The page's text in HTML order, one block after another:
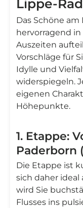
Lippe-
Das Schöne am
hervorragend
Auszeiten
Vorschläge für
Idylle und
widerspiegeln.
eigenen
Höhepunkte.
1. Etappe:
Paderborn
Die Etappe ist
sich daher ideal
wird Sie
Flusses ins